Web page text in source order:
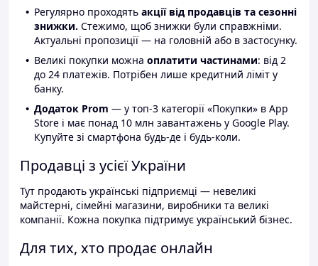
Регулярно проходять акції від продавців та сезонні
знижки. Стежимо, щоб знижки були справжніми.
Актуальні пропозиції — на головній або в застосунку.
Великі покупки можна оплатити частинами: від 2
до 24 платежів. Потрібен лише кредитний ліміт у
банку.
Додаток Prom — у топ-3 категорії «Покупки» в App
Store і має понад 10 млн завантажень у Google Play.
Купуйте зі смартфона будь-де і будь-коли.
Продавці з усієї України
Тут продають українські підприємці — невеликі
майстерні, сімейні магазини, виробники та великі
компанії. Кожна покупка підтримує український бізнес.
Для тих, хто продає онлайн